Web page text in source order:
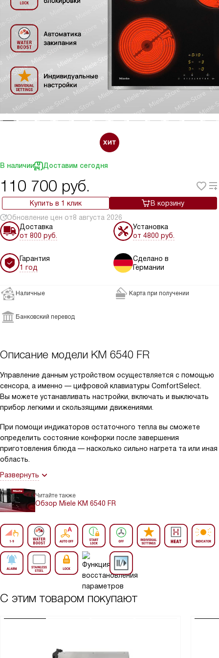
В наличии Доставим сегодня
110 700 руб.
Купить в 1 клик
В корзину
Обновление цен от8 августа 2026
Доставка
от 800 руб.
Установка
от 4800 руб.
Гарантия
1 год
Сделано в
Германии
Наличные Карта при получении
Банковский перевод
Описание модели KM 6540 FR
Управление данным устройством осуществляется с помощью
сенсора, а именно — цифровой клавиатуры ComfortSelect.
Вы можете устанавливать настройки, включать и выключать
прибор легкими и скользящими движениями.
При помощи индикаторов остаточного тепла вы сможете
определить состояние конфорки после завершения
приготовления блюда — насколько сильно нагрета та или иная
область.
Развернуть
Читайте также
Обзор Miele KM 6540 FR
С этим товаром покупают